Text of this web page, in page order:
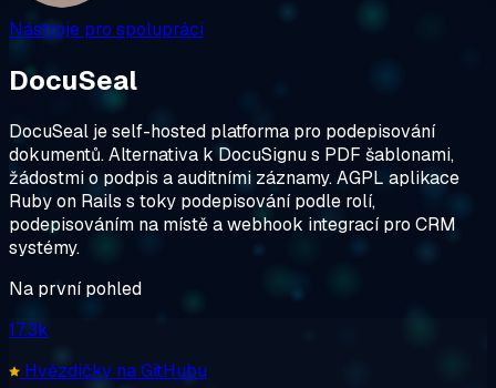
Nástroje pro spolupráci
DocuSeal
DocuSeal je self-hosted platforma pro podepisování
dokumentů. Alternativa k DocuSignu s PDF šablonami,
žádostmi o podpis a auditními záznamy. AGPL aplikace
Ruby on Rails s toky podepisování podle rolí,
podepisováním na místě a webhook integrací pro CRM
systémy.
Na první pohled
17.3k
Hvězdičky na GitHubu